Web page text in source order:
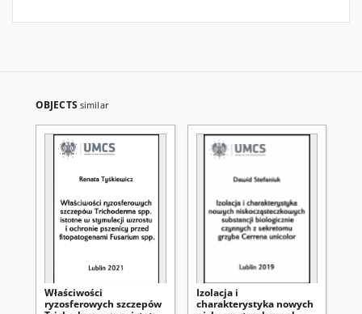
OBJECTS similar
Właściwości
ryzosferowych szczepów
Izolacja i
charakterystyka nowych